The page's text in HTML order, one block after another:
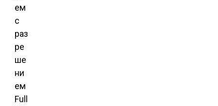
ем
с
раз
ре
ше
ни
ем
Full